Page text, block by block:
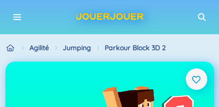
Agilité Jumping Parkour Block 3D 2